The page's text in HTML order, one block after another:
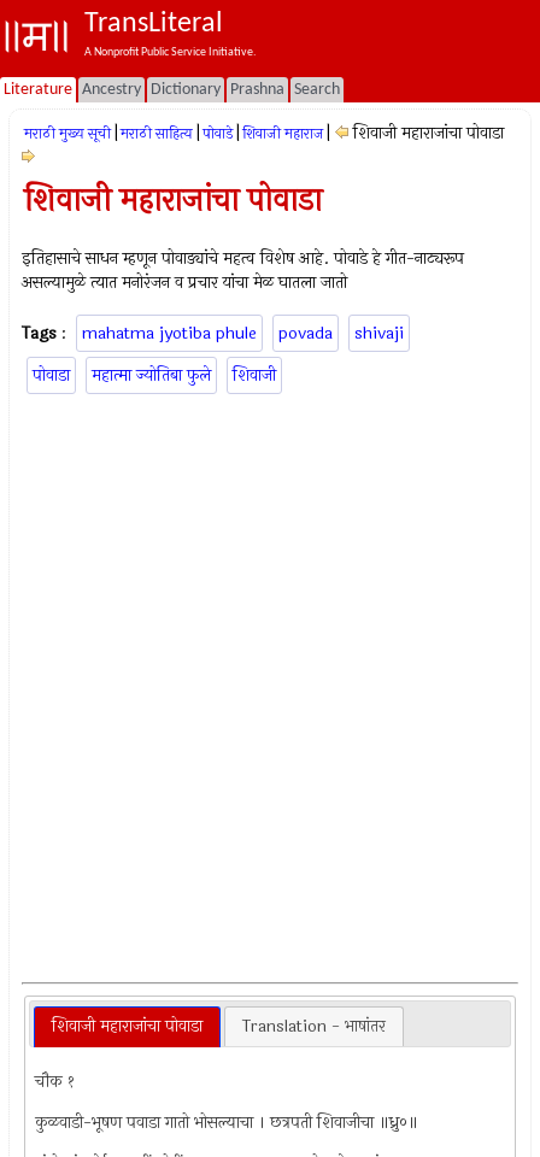
TransLiteral
A Nonprofit Public Service Initiative.
Literature Ancestry Dictionary Prashna Search
मराठी मुख्य सूची मराठी साहित्य पोवाडे शिवाजी महाराज शिवाजी महाराजांचा पोवाडा
शिवाजी महाराजांचा पोवाडा
इतिहासाचे साधन म्हणून पोवाड्यांचे महत्व विशेष आहे. पोवाडे हे गीत-नाट्यरूप
असल्यामुळे त्यात मनोरंजन व प्रचार यांचा मेळ घातला जातो
Tags : mahatma jyotiba phule povada
shivaji
पोवाडा
महात्मा ज्योतिबा फुले शिवाजी
शिवाजी महाराजांचा पोवाडा Translation - भाषांतर
चौक १
कुळवाडी-भूषण पवाडा गातो भोसल्याचा । छत्रपती शिवाजीचा ॥ध्रु०॥